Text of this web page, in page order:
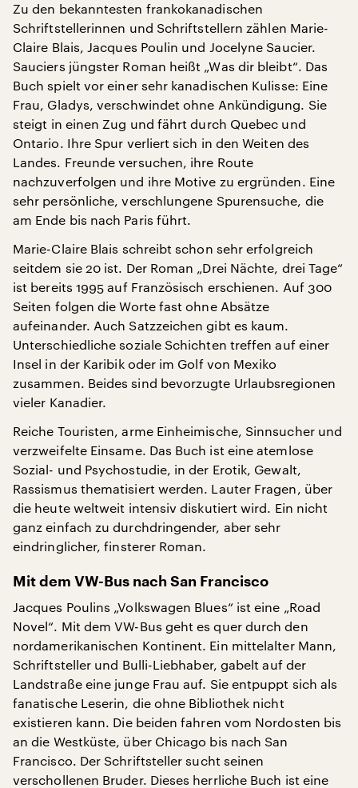
Zu den bekanntesten frankokanadischen
Schriftstellerinnen und Schriftstellern zählen Marie-
Claire Blais, Jacques Poulin und Jocelyne Saucier.
Sauciers jüngster Roman heißt „Was dir bleibt“. Das
Buch spielt vor einer sehr kanadischen Kulisse: Eine
Frau, Gladys, verschwindet ohne Ankündigung. Sie
steigt in einen Zug und fährt durch Quebec und
Ontario. Ihre Spur verliert sich in den Weiten des
Landes. Freunde versuchen, ihre Route
nachzuverfolgen und ihre Motive zu ergründen. Eine
sehr persönliche, verschlungene Spurensuche, die
am Ende bis nach Paris führt.
Marie-Claire Blais schreibt schon sehr erfolgreich
seitdem sie 20 ist. Der Roman „Drei Nächte, drei Tage“
ist bereits 1995 auf Französisch erschienen. Auf 300
Seiten folgen die Worte fast ohne Absätze
aufeinander. Auch Satzzeichen gibt es kaum.
Unterschiedliche soziale Schichten treffen auf einer
Insel in der Karibik oder im Golf von Mexiko
zusammen. Beides sind bevorzugte Urlaubsregionen
vieler Kanadier.
Reiche Touristen, arme Einheimische, Sinnsucher und
verzweifelte Einsame. Das Buch ist eine atemlose
Sozial- und Psychostudie, in der Erotik, Gewalt,
Rassismus thematisiert werden. Lauter Fragen, über
die heute weltweit intensiv diskutiert wird. Ein nicht
ganz einfach zu durchdringender, aber sehr
eindringlicher, finsterer Roman.
Mit dem VW-Bus nach San Francisco
Jacques Poulins „Volkswagen Blues“ ist eine „Road
Novel“. Mit dem VW-Bus geht es quer durch den
nordamerikanischen Kontinent. Ein mittelalter Mann,
Schriftsteller und Bulli-Liebhaber, gabelt auf der
Landstraße eine junge Frau auf. Sie entpuppt sich als
fanatische Leserin, die ohne Bibliothek nicht
existieren kann. Die beiden fahren vom Nordosten bis
an die Westküste, über Chicago bis nach San
Francisco. Der Schriftsteller sucht seinen
verschollenen Bruder. Dieses herrliche Buch ist eine